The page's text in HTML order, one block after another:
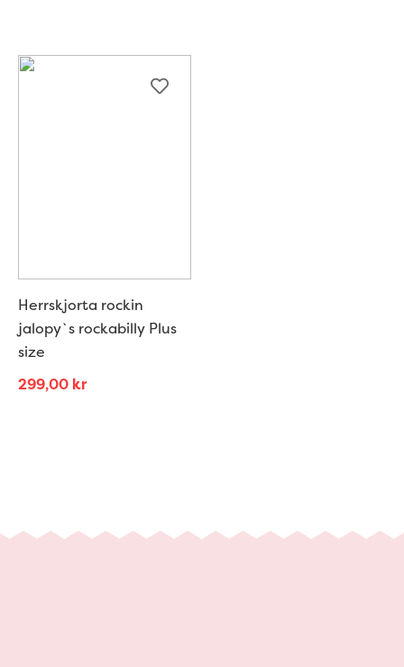
Herrskjorta rockin
jalopy`s rockabilly Plus
size
299,00 kr